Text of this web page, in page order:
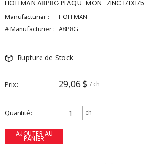
HOFFMAN A8P8G PLAQUE MONT ZINC 171X175
Manufacturier :
HOFFMAN
# Manufacturier : A8P8G
Rupture de Stock
Prix 29,06 $ / ch
Quantité ch
AJOUTER AU
PANIER